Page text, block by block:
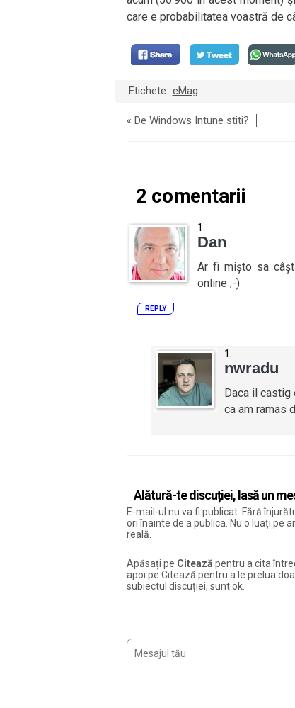
care e probabilitatea voastră de
Etichete: eMag
« De Windows Intune stiti?
2 comentarii
Dan
Ar fi mișto sa
online ;-)
REPLY
nwradu
Daca il castig
ca am ramas
Alătură-te discuției, lasă un
E-mail-ul nu va fi publicat. Fără
ori înainte de a publica. Nu o luați pe
reală.
Apăsați pe Citează pentru a cita
apoi pe Citează pentru a le prelua
subiectul discuției, sunt ok.